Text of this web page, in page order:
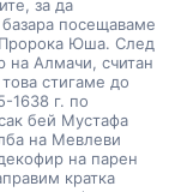
за да
посещаваме
Пророка Юша. След
на Алмачи, считан
стигаме до
1638 г. по
бей Мустафа
на Мевлеви
на парен
кратка